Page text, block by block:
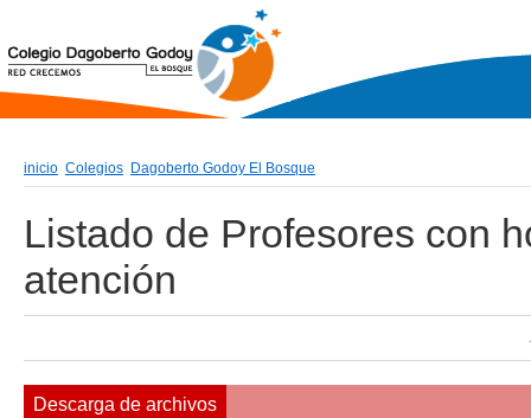
inicio Colegios Dagoberto Godoy El Bosque
Listado de Profesores con
atención
Descarga de archivos